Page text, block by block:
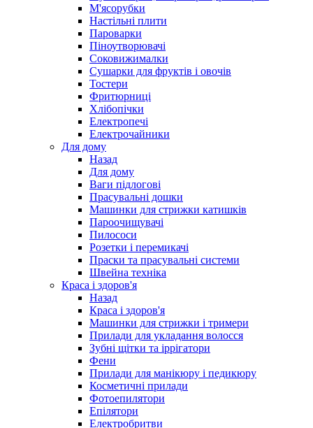
М'ясорубки
Настільні плити
Пароварки
Піноутворювачі
Соковижималки
Сушарки для фруктів і овочів
Тостери
Фритюрниці
Хлібопічки
Електропечі
Електрочайники
Для дому
Назад
Для дому
Ваги підлогові
Прасувальні дошки
Машинки для стрижки катишків
Пароочищувачі
Пилососи
Розетки і перемикачі
Праски та прасувальні системи
Швейна техніка
Краса і здоров'я
Назад
Краса і здоров'я
Машинки для стрижки і тримери
Прилади для укладання волосся
Зубні щітки та іррігатори
Фени
Прилади для манікюру і педикюру
Косметичні прилади
Фотоепилятори
Епілятори
Електробритви